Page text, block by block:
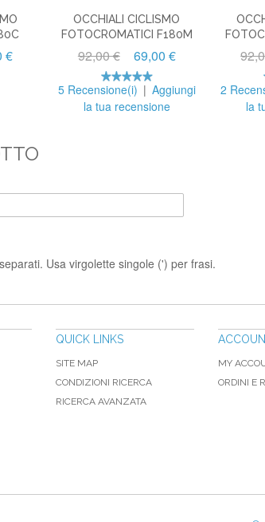
€
OCCHIALI CICLISMO
FOTOCROMATICI F180M
92,00 € 69,00 €
5 Recensione(i) | Aggiungi
la tua recensione
2
la
Usa virgolette singole (') per frasi.
QUICK LINKS
SITE MAP
CONDIZIONI RICERCA
RICERCA AVANZATA
MY
ORDINI E